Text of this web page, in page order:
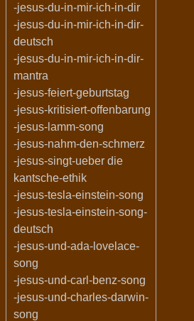
-jesus-du-in-mir-ich-in-dir
-jesus-du-in-mir-ich-in-dir-
deutsch
-jesus-du-in-mir-ich-in-dir-
mantra
-jesus-feiert-geburtstag
-jesus-kritisiert-offenbarung
-jesus-lamm-song
-jesus-nahm-den-schmerz
-jesus-singt-ueber die
kantsche-ethik
-jesus-tesla-einstein-song
-jesus-tesla-einstein-song-
deutsch
-jesus-und-ada-lovelace-
song
-jesus-und-carl-benz-song
-jesus-und-charles-darwin-
song